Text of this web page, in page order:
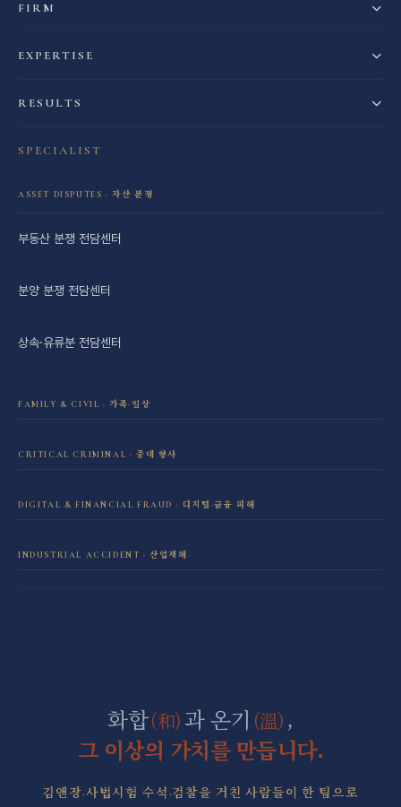
FIRM
EXPERTISE
RESULTS
SPECIALIST
ASSET DISPUTES · 자산 분쟁
부동산 분쟁 전담센터
분양 분쟁 전담센터
상속·유류분 전담센터
FAMILY & CIVIL · 가족·일상
학교폭력 전담센터
CRITICAL CRIMINAL · 중대 형사
DIGITAL & FINANCIAL FRAUD · 디지털·금융 피해
INDUSTRIAL ACCIDENT · 산업재해
화합(和)과 온기 (溫) ,
그 이상의 가치를 만듭니다.
김앤장·사법시험 수석·검찰을 거친 사람들이 한 팀으로